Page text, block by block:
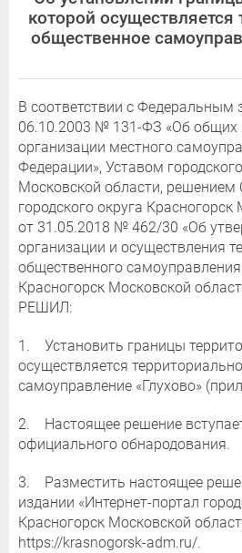
которой осуществляется
общественное
В соответствии с Федеральным
06.10.2003 № 131-ФЗ «Об общих
организации местного
Федерации», Уставом
Московской области, решением
городского округа
от 31.05.2018 № 462/30 «Об
организации и осуществления
общественного
Красногорск Московской
РЕШИЛ:
1. Установить границы
осуществляется
самоуправление «Глухово»
2. Настоящее решение
официального обнародования.
3. Разместить настоящее
издании «Интернет-портал
Красногорск Московской
https://krasnogorsk-adm.ru/.